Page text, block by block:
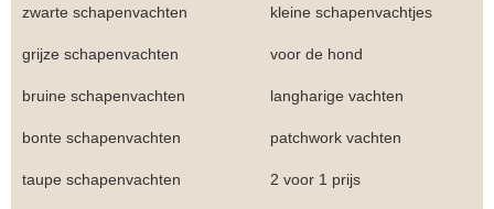
zwarte schapenvachten kleine schapenvachtjes
grijze schapenvachten voor de hond
bruine schapenvachten langharige vachten
bonte schapenvachten patchwork vachten
taupe schapenvachten 2 voor 1 prijs